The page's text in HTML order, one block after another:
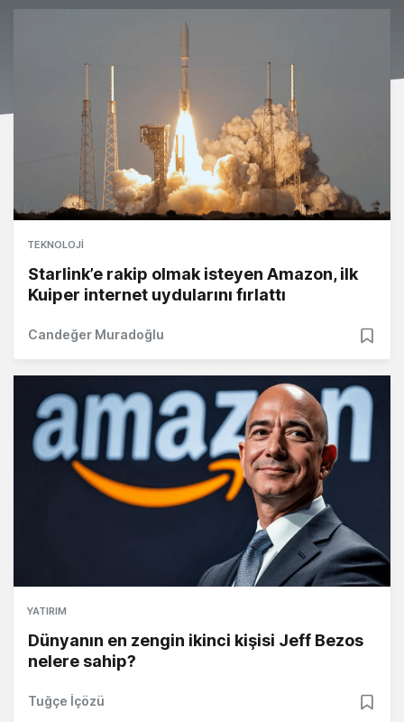
TEKNOLOJI
Starlink’e rakip olmak isteyen Amazon, ilk
Kuiper internet uydularını fırlattı
Candeğer Muradoğlu
YATIRIM
Dünyanın en zengin ikinci kişisi Jeff Bezos
nelere sahip?
Tuğçe İçözü